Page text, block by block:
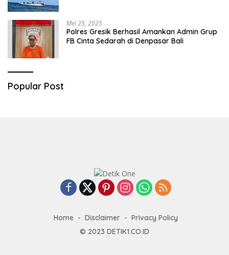
Mei 25, 2025
Polres Gresik Berhasil Amankan Admin Grup
FB Cinta Sedarah di Denpasar Bali
Popular Post
Home Disclaimer
Privacy Policy
© 2023 DETIK1.CO.ID